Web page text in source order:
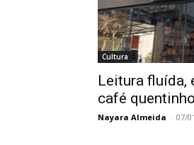
Cultura
Leitura fluída,
café
Nayara Almeida - 07/